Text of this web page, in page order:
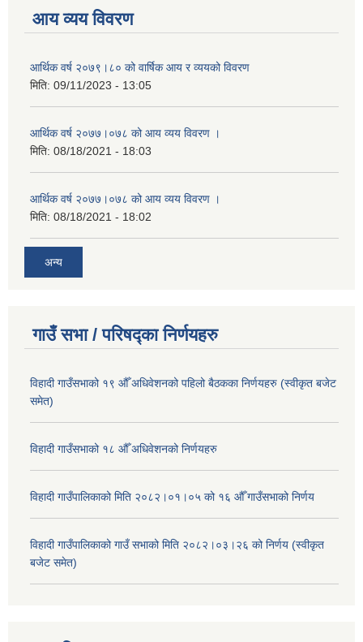
आय व्यय विवरण
आर्थिक वर्ष २०७९।८० को वार्षिक आय र व्ययको विवरण
मिति: 09/11/2023 - 13:05
आर्थिक वर्ष २०७७।०७८ को आय व्यय विवरण ।
मिति: 08/18/2021 - 18:03
आर्थिक वर्ष २०७७।०७८ को आय व्यय विवरण ।
मिति: 08/18/2021 - 18:02
अन्य
गाउँ सभा / परिषद्का निर्णयहरु
विहादी गाउँसभाको १९ औँ अधिवेशनको पहिलो बैठकका निर्णयहरु (स्वीकृत बजेट
समेत)
विहादी गाउँसभाको १८ औँ अधिवेशनको निर्णयहरु
विहादी गाउँपालिकाको मिति २०८२।०१।०५ को १६ औँ गाउँसभाको निर्णय
विहादी गाउँपालिकाको गाउँ सभाको मिति २०८२।०३।२६ को निर्णय (स्वीकृत
बजेट समेत)